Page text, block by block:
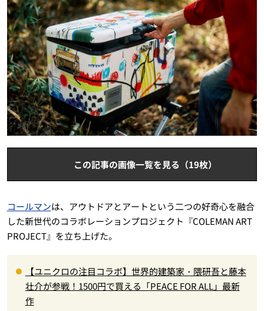
この記事の画像一覧を見る（19枚）
コールマンは、アウトドアとアートという二つの好奇心を融合
した新世代のコラボレーションプロジェクト『COLEMAN ART
PROJECT』を立ち上げた。
【ユニクロの注目コラボ】世界的建築家・隈研吾と藤本
壮介が参戦！1500円で買える「PEACE FOR ALL」最新
作